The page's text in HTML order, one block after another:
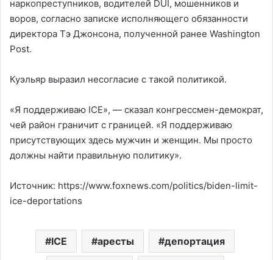
наркопреступников, водителей DUI, мошенников и
воров, согласно записке исполняющего обязанности
директора Тэ Джонсона, полученной ранее Washington
Post.
Куэльяр выразил несогласие с такой политикой.
«Я поддерживаю ICE», — сказал конгрессмен-демократ,
чей район граничит с границей. «Я поддерживаю
присутствующих здесь мужчин и женщин. Мы просто
должны найти правильную политику».
Источник: https://www.foxnews.com/politics/biden-limit-
ice-deportations
ICE аресты депортация